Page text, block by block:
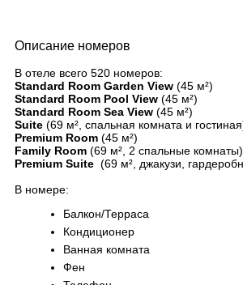
Описание номеров
В отеле всего 520 номеров:
Standard Room Garden View (45 м²)
Standard Room Pool View (45 м²)
Standard Room Sea View (45 м²)
Suite (69 м², спальная комната и
Premium Room (45 м²)
Family Room (69 м², 2 спальные комнаты)
Premium Suite (69 м², джакузи,
В номере:
Балкон/Терраса
Кондиционер
Ванная комната
Фен